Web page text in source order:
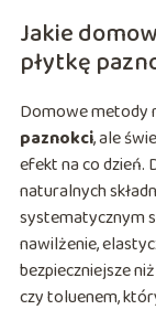
Jakie
płytkę
Domowe metody
paznokci, ale
efekt na co dzień.
naturalnych
systematycznym
nawilżenie,
bezpieczniejsze
czy toluenem,